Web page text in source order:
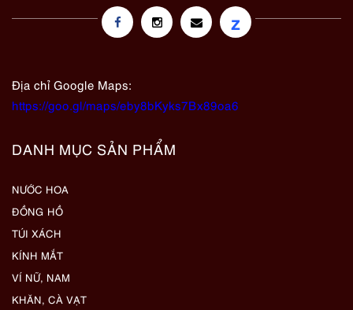
z
Địa chỉ Google Maps:
https://goo.gl/maps/eby8bKyks7Bx89oa6
DANH MỤC SẢN PHẨM
NƯỚC HOA
ĐỒNG HỒ
TÚI XÁCH
KÍNH MẮT
VÍ NỮ, NAM
KHĂN, CÀ VẠT